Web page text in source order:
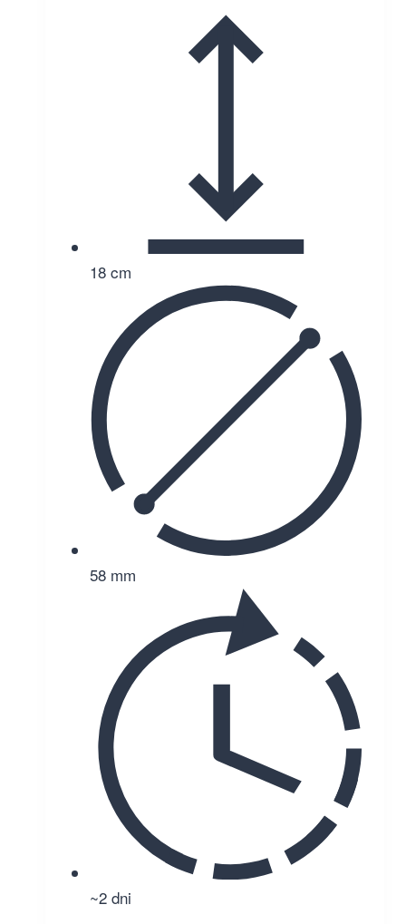
18 cm
58 mm
~2 dni